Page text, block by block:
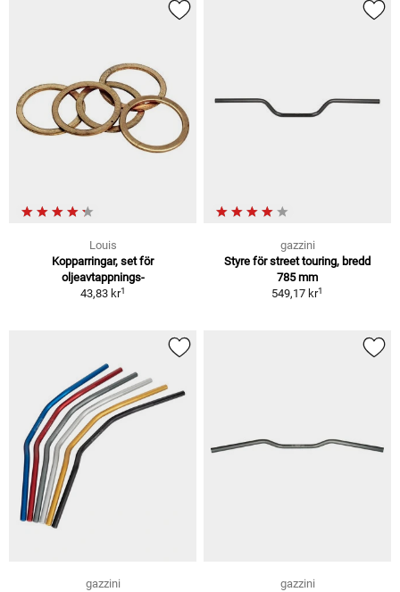
Louis
Kopparringar, set för
oljeavtappnings-
43,83 kr1
gazzini
Styre för street touring, bredd
785 mm
549,17 kr1
gazzini
gazzini